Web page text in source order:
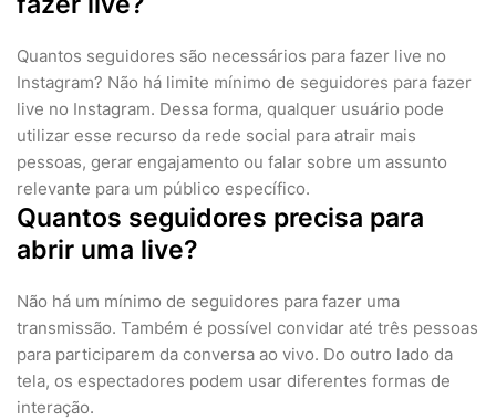
Quantos seguidores são necessários para fazer live no
Instagram? Não há limite mínimo de seguidores para fazer
live no Instagram. Dessa forma, qualquer usuário pode
utilizar esse recurso da rede social para atrair mais
pessoas, gerar engajamento ou falar sobre um assunto
relevante para um público específico.
Quantos seguidores precisa para
abrir uma live?
Não há um mínimo de seguidores para fazer uma
transmissão. Também é possível convidar até três pessoas
para participarem da conversa ao vivo. Do outro lado da
tela, os espectadores podem usar diferentes formas de
interação.